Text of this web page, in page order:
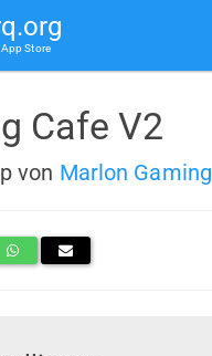
Store
Cafe V2
von Marlon Gaming